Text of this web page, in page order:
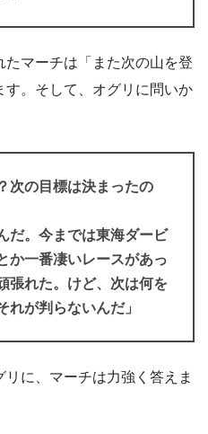
マーチは「また次の山を登
。そして、オグリに問いか
次の目標は決まったの
だ。今までは東海ダービ
か一番凄いレースがあっ
張れた。けど、次は何を
れが判らないんだ」
に、マーチは力強く答えま